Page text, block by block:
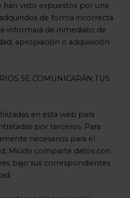
visto expuestos por una
de forma incorrecta
informará de inmediato de
apropiación o adquisición
SE COMUNICARÁN TUS
en esta web para
por terceros. Para
necesarios para el
Miúdo comparte datos con
bajo sus correspondientes